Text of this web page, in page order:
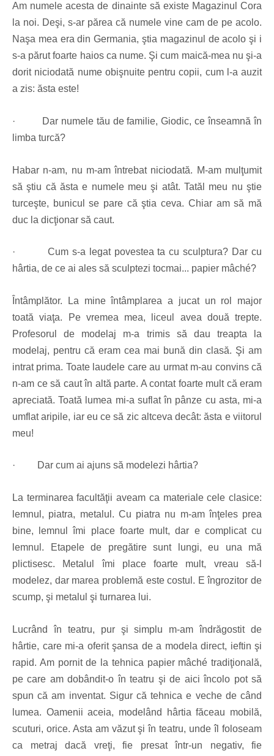
Am numele acesta de dinainte să existe Magazinul Cora
la noi. Deşi, s-ar părea că numele vine cam de pe acolo.
Naşa mea era din Germania, ştia magazinul de acolo şi i
s-a părut foarte haios ca nume. Şi cum maică-mea nu şi-a
dorit niciodată nume obişnuite pentru copii, cum l-a auzit
a zis: ăsta este!
· Dar numele tău de familie, Giodic, ce înseamnă în
limba turcă?
Habar n-am, nu m-am întrebat niciodată. M-am mulţumit
să ştiu că ăsta e numele meu şi atât. Tatăl meu nu ştie
turceşte, bunicul se pare că ştia ceva. Chiar am să mă
duc la dicţionar să caut.
· Cum s-a legat povestea ta cu sculptura? Dar cu
hârtia, de ce ai ales să sculptezi tocmai... papier mâché?
Întâmplător. La mine întâmplarea a jucat un rol major
toată viaţa. Pe vremea mea, liceul avea două trepte.
Profesorul de modelaj m-a trimis să dau treapta la
modelaj, pentru că eram cea mai bună din clasă. Şi am
intrat prima. Toate laudele care au urmat m-au convins că
n-am ce să caut în altă parte. A contat foarte mult că eram
apreciată. Toată lumea mi-a suflat în pânze cu asta, mi-a
umflat aripile, iar eu ce să zic altceva decât: ăsta e viitorul
meu!
· Dar cum ai ajuns să modelezi hârtia?
La terminarea facultăţii aveam ca materiale cele clasice:
lemnul, piatra, metalul. Cu piatra nu m-am înţeles prea
bine, lemnul îmi place foarte mult, dar e complicat cu
lemnul. Etapele de pregătire sunt lungi, eu una mă
plictisesc. Metalul îmi place foarte mult, vreau să-l
modelez, dar marea problemă este costul. E îngrozitor de
scump, şi metalul şi turnarea lui.
Lucrând în teatru, pur şi simplu m-am îndrăgostit de
hârtie, care mi-a oferit şansa de a modela direct, ieftin şi
rapid. Am pornit de la tehnica papier mâché tradiţională,
pe care am dobândit-o în teatru şi de aici încolo pot să
spun că am inventat. Sigur că tehnica e veche de când
lumea. Oamenii aceia, modelând hârtia făceau mobilă,
scuturi, orice. Asta am văzut şi în teatru, unde îl foloseam
ca metraj dacă vreţi, fie presat într-un negativ, fie